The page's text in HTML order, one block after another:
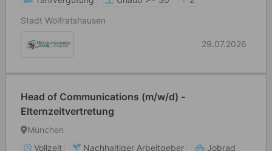
Stadt Wolfratshausen
29.07.2026
Head of Communications (m/w/d) -
Elternzeitvertretung
München
Vollzeit
Nachhaltiger Arbeitgeber
Jobrad